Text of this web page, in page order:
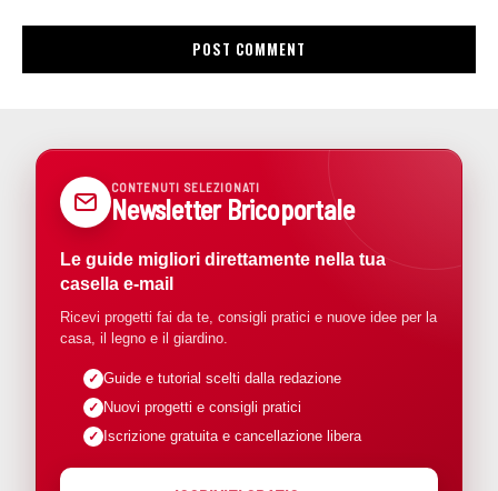
CONTENUTI SELEZIONATI
Newsletter Bricoportale
Le guide migliori direttamente nella tua
casella e-mail
Ricevi progetti fai da te, consigli pratici e nuove idee per la
casa, il legno e il giardino.
Guide e tutorial scelti dalla redazione
Nuovi progetti e consigli pratici
Iscrizione gratuita e cancellazione libera